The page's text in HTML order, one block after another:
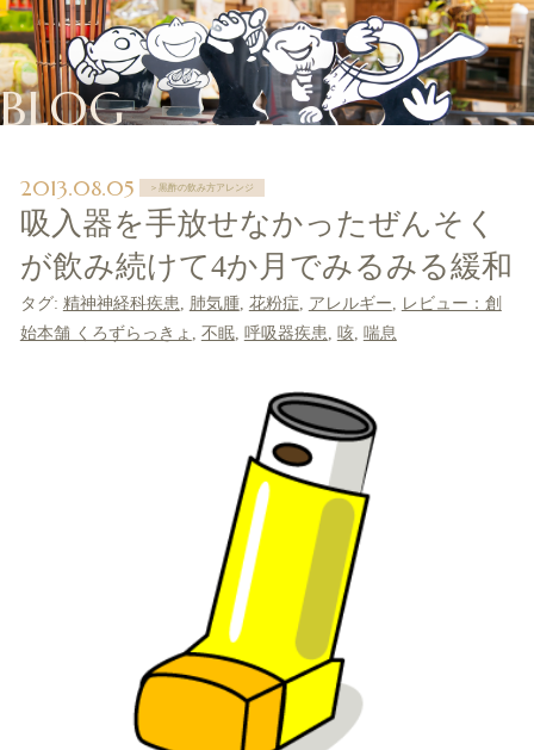
BLOG
2013.08.05 ＞黒酢の飲み方アレンジ
吸入器を手放せなかったぜんそく
が飲み続けて4か月でみるみる緩和
タグ: 精神神経科疾患, 肺気腫, 花粉症, アレルギー, レビュー：創
始本舗 くろずらっきょ , 不眠, 呼吸器疾患, 咳, 喘息